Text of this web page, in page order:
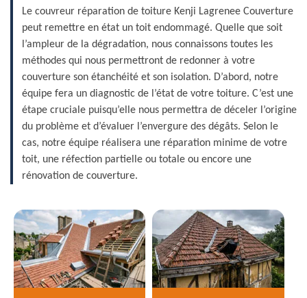
Le couvreur réparation de toiture Kenji Lagrenee Couverture
peut remettre en état un toit endommagé. Quelle que soit
l’ampleur de la dégradation, nous connaissons toutes les
méthodes qui nous permettront de redonner à votre
couverture son étanchéité et son isolation. D’abord, notre
équipe fera un diagnostic de l’état de votre toiture. C’est une
étape cruciale puisqu’elle nous permettra de déceler l’origine
du problème et d’évaluer l’envergure des dégâts. Selon le
cas, notre équipe réalisera une réparation minime de votre
toit, une réfection partielle ou totale ou encore une
rénovation de couverture.